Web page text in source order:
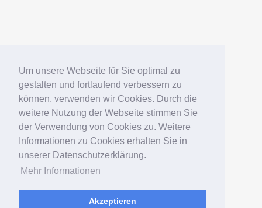
Um unsere Webseite für Sie optimal zu
gestalten und fortlaufend verbessern zu
können, verwenden wir Cookies. Durch die
weitere Nutzung der Webseite stimmen Sie
der Verwendung von Cookies zu. Weitere
Informationen zu Cookies erhalten Sie in
unserer Datenschutzerklärung.
Mehr Informationen
Akzeptieren